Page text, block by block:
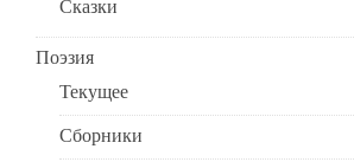
Сказки
Поэзия
Текущее
Сборники